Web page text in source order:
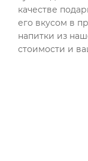
качестве
его вкусом в
напитки из
стоимости и